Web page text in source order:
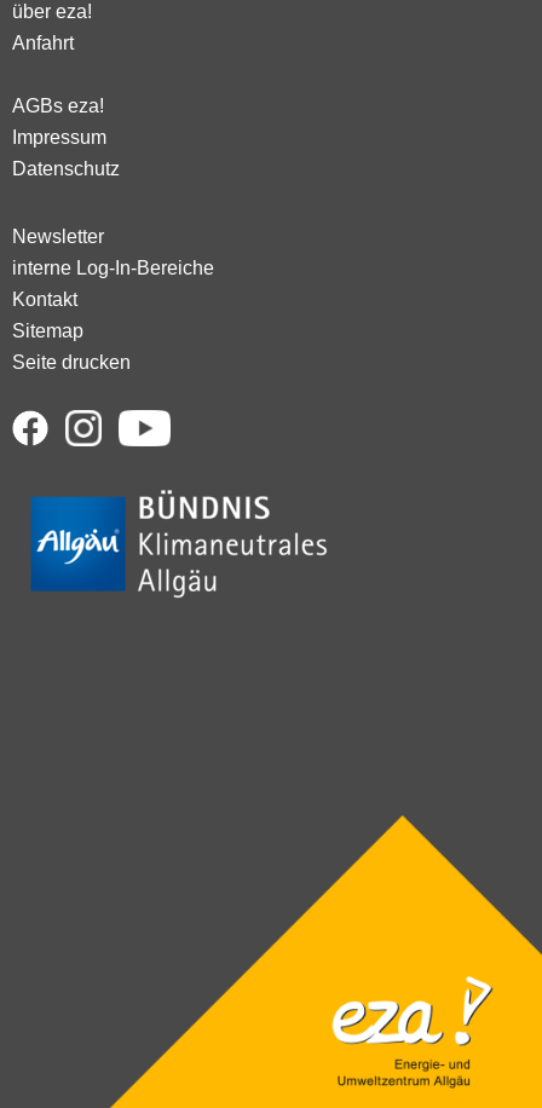
über eza!
Anfahrt
AGBs eza!
Impressum
Datenschutz
Newsletter
interne Log-In-Bereiche
Kontakt
Sitemap
Seite drucken